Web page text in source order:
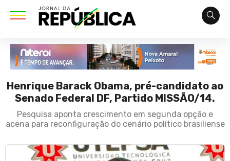
Henrique Barack Obama, pré-candidato ao
Senado Federal DF, Partido MISSÃO/14.
Pesquisa aponta crescimento em segunda opção e
acena para reconfiguração do cenário político brasiliense